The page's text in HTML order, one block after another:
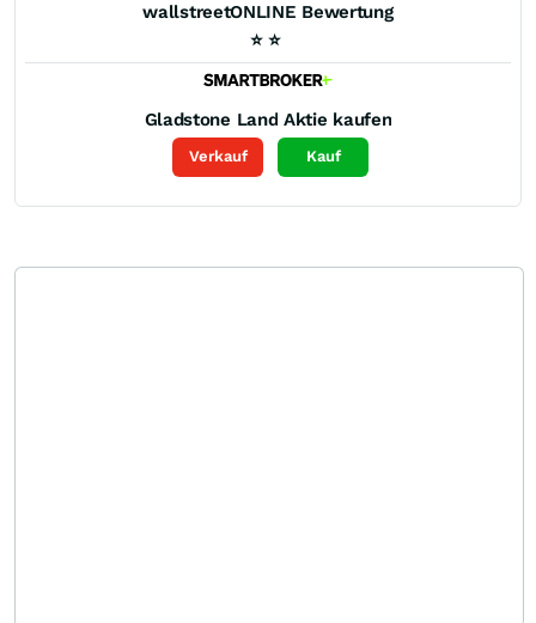
wallstreetONLINE Bewertung
⭐ ⭐
Gladstone Land Aktie kaufen
Verkauf Kauf